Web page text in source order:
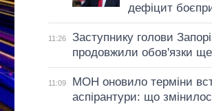
дефіцит
11:26
Заступнику голови
продовжили обов'язки ще
11:09
МОН оновило терміни
аспірантури: що